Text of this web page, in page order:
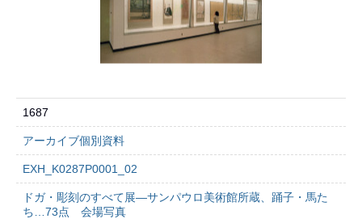
1687
アーカイブ個別資料
EXH_K0287P0001_02
ドガ・彫刻のすべて展―サンパウロ美術館所蔵、踊子・馬た
ち…73点 会場写真